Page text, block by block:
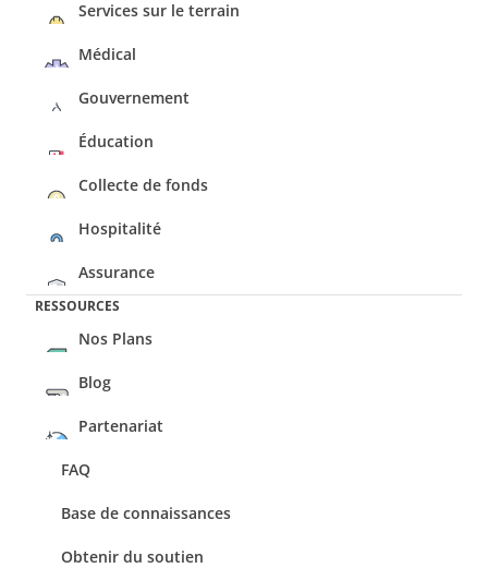
RESSOURCES
Blog
Partenariat
Nos Plans
FAQ
Base de connaissances
Obtenir du soutien
Services sur le terrain
Médical
Gouvernement
Éducation
Collecte de fonds
Hospitalité
Assurance